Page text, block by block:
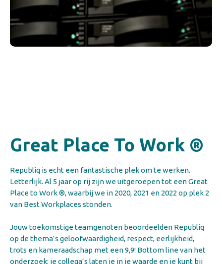
Great Place To Work ®
Republiq is echt een fantastische plek om te werken.
Letterlijk. Al 5 jaar op rij zijn we uitgeroepen tot een Great
Place to Work ®, waarbij we in 2020, 2021 en 2022 op plek 2
van Best Workplaces stonden.
Jouw toekomstige teamgenoten beoordeelden Republiq
op de thema’s geloofwaardigheid, respect, eerlijkheid,
trots en kameraadschap met een 9,9! Bottom line van het
onderzoek: je collega’s laten je in je waarde en je kunt bij